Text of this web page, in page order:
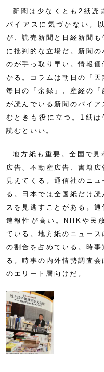
新聞は少なくとも2紙読
バイアスに気づかない。
が、読売新聞と日経新聞
に批判的な立場だ。新聞
のが手っ取り早い。情報
かる。コラムは朝日の「天
毎日の「余録」、産経の
が読んでいる新聞のバイ
むときも役に立つ。1紙
読むといい。
地方紙も重要。全国で
広告、不動産広告、書籍
見えてくる。通信社のニ
る。日本では全国紙だけ
スを見逃すことがある。
速報性が高い。NHKや民
ている。地方紙のニュー
の割合を占めている。時
る。時事の内外情勢調査
のエリート層向けだ。